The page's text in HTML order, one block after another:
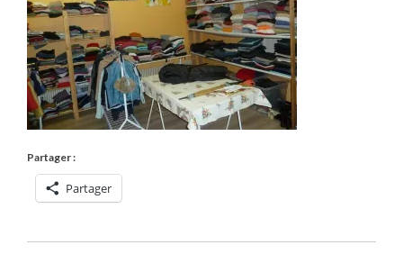
Partager :
Partager